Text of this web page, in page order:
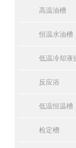
高温油槽
恒温水油槽
低温冷却液
反应浴
低温恒温槽
检定槽